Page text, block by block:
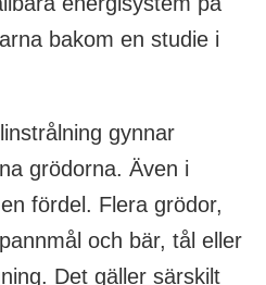
bakom en studie i
gynnar
grödorna. Även i
fördel. Flera grödor,
och bär, tål eller
Det gäller särskilt